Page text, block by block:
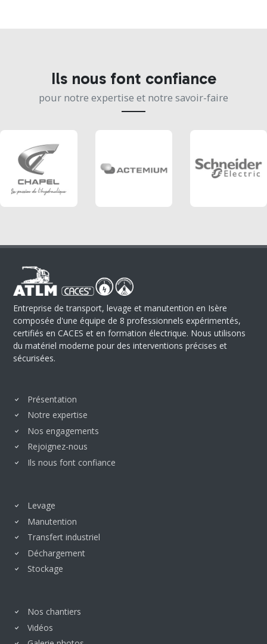
Ils nous font confiance
pour notre expertise et notre savoir-faire
Entreprise de transport, levage et manutention en Isère
composée d'une équipe de 8 professionnels expérimentés,
certifiés en CACES et en formation électrique. Nous utilisons
du matériel moderne pour des interventions précises et
sécurisées.
Présentation
Notre expertise
Nos engagements
Rejoignez-nous
Ils nous font confiance
Levage
Manutention
Transfert industriel
Déchargement
Stockage
Nos chantiers
Vidéos